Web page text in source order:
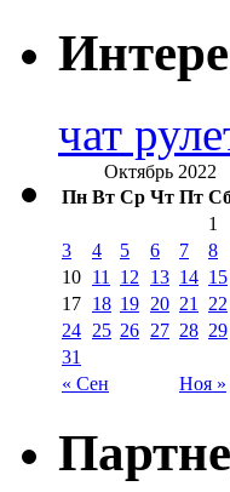
чат
Октябрь 2022
Пн Вт Ср Чт Пт
« Сен Ноя »
1
3
4 5 6 7 8
10 11 12 13 14 15
17 18 19 20 21 22
24 25 26 27 28 29
31